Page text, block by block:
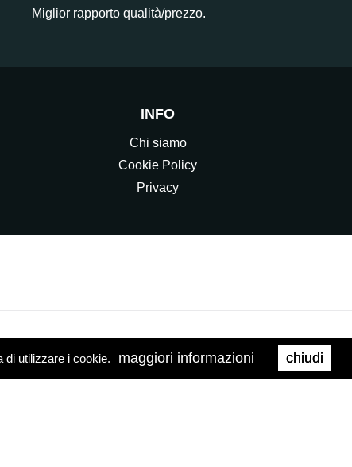
di utilizzare i cookie. maggiori informazioni chiudi
Miglior rapporto qualità/prezzo.
INFO
Chi siamo
Cookie Policy
Privacy